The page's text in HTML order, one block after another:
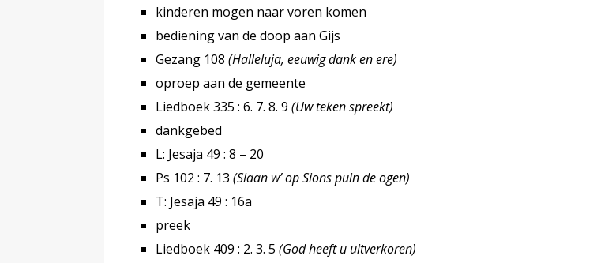
kinderen mogen naar voren komen
bediening van de doop aan Gijs
Gezang 108 (Halleluja, eeuwig dank en ere)
oproep aan de gemeente
Liedboek 335 : 6. 7. 8. 9 (Uw teken spreekt)
dankgebed
L: Jesaja 49 : 8 – 20
Ps 102 : 7. 13 (Slaan w’ op Sions puin de ogen)
T: Jesaja 49 : 16a
preek
Liedboek 409 : 2. 3. 5 (God heeft u uitverkoren)